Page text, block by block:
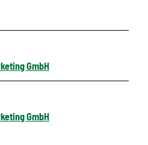
GmbH
GmbH